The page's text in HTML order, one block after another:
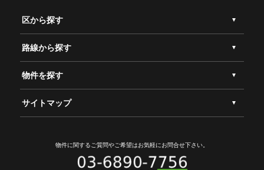
区から探す
路線から探す
物件を探す
サイトマップ
物件に関するご質問やご希望はお気軽にお問合せ下さい。